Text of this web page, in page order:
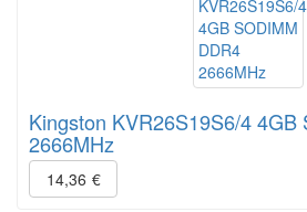
Kingston KVR26S19S6/4 4GB
2666MHz
14,36 €